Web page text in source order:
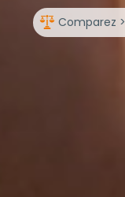
Comparez >